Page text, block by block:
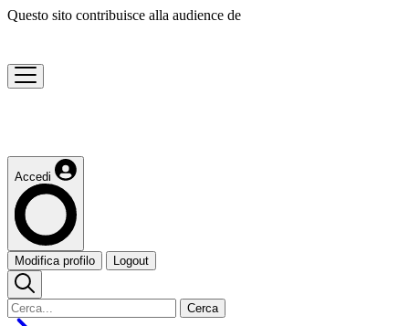
Questo sito contribuisce alla audience de
Accedi
Modifica profilo Logout
Cerca